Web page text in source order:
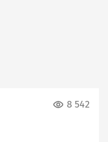
8 542